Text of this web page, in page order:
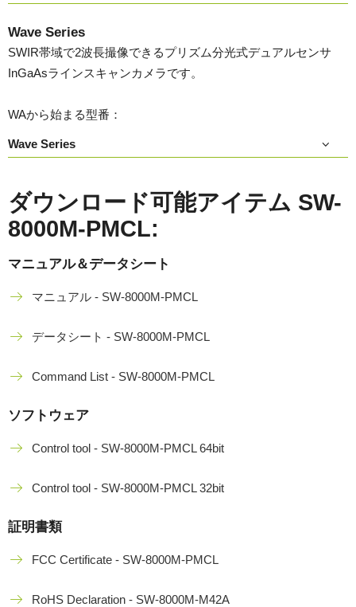
Wave Series
SWIR帯域で2波長撮像できるプリズム分光式デュアルセンサ
InGaAsラインスキャンカメラです。
WAから始まる型番：
Wave Series
ダウンロード可能アイテム SW-
8000M-PMCL:
マニュアル＆データシート
マニュアル - SW-8000M-PMCL
データシート - SW-8000M-PMCL
Command List - SW-8000M-PMCL
ソフトウェア
Control tool - SW-8000M-PMCL 64bit
Control tool - SW-8000M-PMCL 32bit
証明書類
FCC Certificate - SW-8000M-PMCL
RoHS Declaration - SW-8000M-M42A